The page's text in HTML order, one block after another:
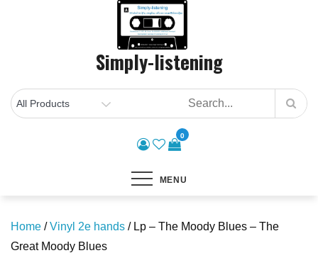
Simply-listening
0
MENU
Home /Vinyl 2e hands / Lp – The Moody Blues – The
Great Moody Blues